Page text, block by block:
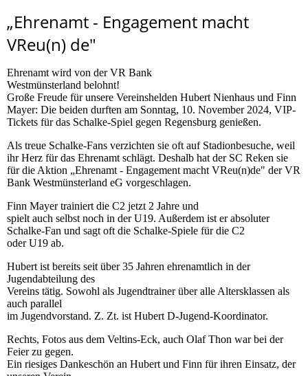
„Ehrenamt - Engagement macht
VReu(n) de"
Ehrenamt wird von der VR Bank
Westmünsterland belohnt!
Große Freude für unsere Vereinshelden Hubert Nienhaus und Finn
Mayer: Die beiden durften am Sonntag, 10. November 2024, VIP-
Tickets für das Schalke-Spiel gegen Regensburg genießen.
Als treue Schalke-Fans verzichten sie oft auf Stadionbesuche, weil
ihr Herz für das Ehrenamt schlägt. Deshalb hat der SC Reken sie
für die Aktion „Ehrenamt - Engagement macht VReu(n)de" der VR
Bank Westmünsterland eG vorgeschlagen.
Finn Mayer trainiert die C2 jetzt 2 Jahre und
spielt auch selbst noch in der U19. Außerdem ist er absoluter
Schalke-Fan und sagt oft die Schalke-Spiele für die C2
oder U19 ab.
Hubert ist bereits seit über 35 Jahren ehrenamtlich in der
Jugendabteilung des
Vereins tätig. Sowohl als Jugendtrainer über alle Altersklassen als
auch parallel
im Jugendvorstand. Z. Zt. ist Hubert D-Jugend-Koordinator.
Rechts, Fotos aus dem Veltins-Eck, auch Olaf Thon war bei der
Feier zu gegen.
Ein riesiges Dankeschön an Hubert und Finn für ihren Einsatz, der